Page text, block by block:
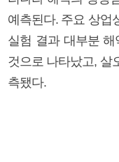
예측된다. 주요 상업
실험 결과 대부분
것으로 나타났고, 살
측됐다.